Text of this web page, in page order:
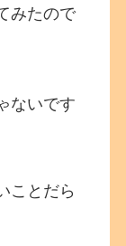
みたので
ないです
ことだら